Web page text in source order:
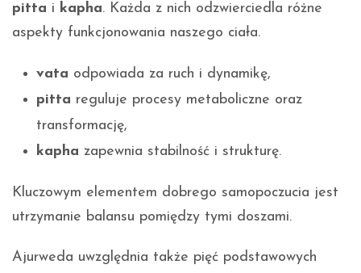
pitta i kapha. Każda z nich odzwierciedla różne
aspekty funkcjonowania naszego ciała.
vata odpowiada za ruch i dynamikę,
pitta reguluje procesy metaboliczne oraz
transformację,
kapha zapewnia stabilność i strukturę.
Kluczowym elementem dobrego samopoczucia jest
utrzymanie balansu pomiędzy tymi doszami.
Ajurweda uwzględnia także pięć podstawowych